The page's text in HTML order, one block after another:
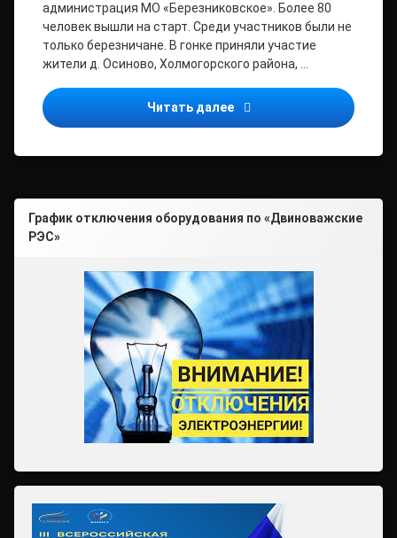
администрация МО «Березниковское». Более 80
человек вышли на старт. Среди участников были не
только березничане. В гонке приняли участие
жители д. Осиново, Холмогорского района, …
Читать далее Традиционные лыжные
График отключения оборудования по «Двиноважские
РЭС»